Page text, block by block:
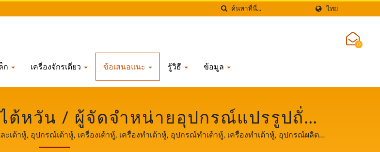
ไทย
ก เครื่องจักรเดี่ยว ข้อเสนอแนะ รู้วิธี ข้อมูล
0
ต้หวัน / ผู้จัดจำหน่ายอุปกรณ์แปรรูปถั่ว
ว่า 32 ปี | YUNG SOON LIH FOOD
ะเต้าหู้, อุปกรณ์เต้าหู้, เครื่องเต้าหู้, เครื่องทำเต้าหู้, อุปกรณ์ทำเต้าหู้, เครื่องทำเต้าหู้, อุปกรณ์ผลิต
Lih Food Machine Co., Ltd. ซึ่งเป็นผู้นำด้านเครื่องทำถั่วเหลืองและเต้าหู้ ในฐานะผู้รักษาความ